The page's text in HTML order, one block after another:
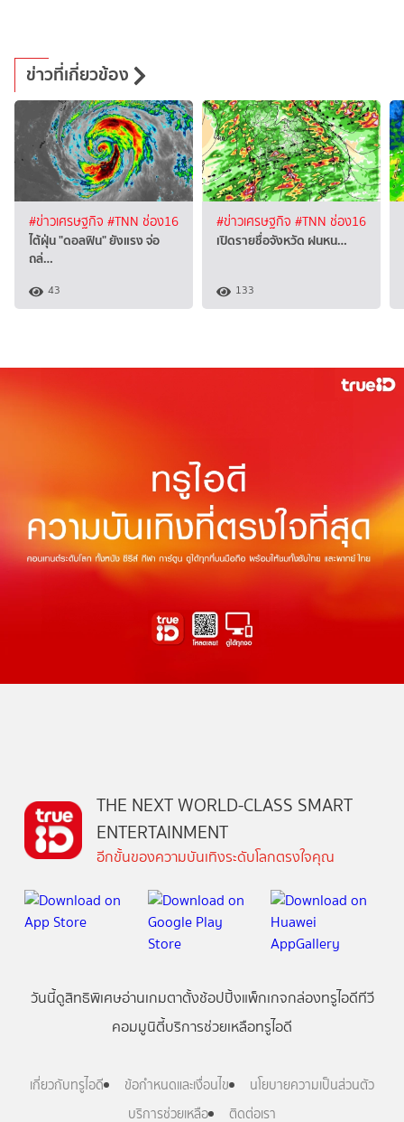
ข่าวที่เกี่ยวข้อง
#ข่าวเศรษฐกิจ #TNN ช่อง16
ไต้ฝุ่น "ดอลฟิน" ยังแรง จ่อ
ถล่…
43
#ข่าวเศรษฐกิจ #TNN ช่อง16
เปิดรายชื่อจังหวัด ฝนหน…
133
THE NEXT WORLD-CLASS SMART
ENTERTAINMENT
อีกขั้นของความบันเทิงระดับโลกตรงใจคุณ
วันนี้ดูสิทธิพิเศษอ่านเกมตาตั้งช้อปปิ้งแพ็กเกจกล่องทรูไอดีทีวี
คอมมูนิตี้บริการช่วยเหลือทรูไอดี
เกี่ยวกับทรูไอดี ข้อกำหนดและเงื่อนไข
นโยบายความเป็นส่วนตัว
บริการช่วยเหลือ
ติดต่อเรา